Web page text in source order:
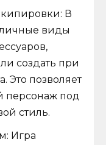
В
виды
создать при
Это позволяет
персонаж под
стиль.
Игра